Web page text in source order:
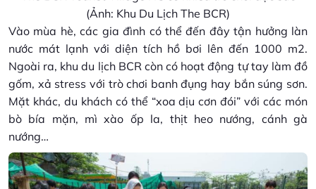
(Ảnh: Khu Du Lịch The BCR)
Vào mùa hè, các gia đình có thể đến đây tận hưởng làn
nước mát lạnh với diện tích hồ bơi lên đến 1000 m2.
Ngoài ra, khu du lịch BCR còn có hoạt động tự tay làm đồ
gốm, xả stress với trò chơi banh đụng hay bắn súng sơn.
Mặt khác, du khách có thể “xoa dịu cơn đói” với các món
bò bía mặn, mì xào ốp la, thịt heo nướng, cánh gà
nướng…